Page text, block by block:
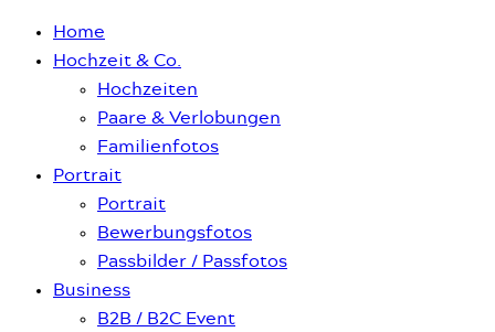
Home
Hochzeit & Co.
Hochzeiten
Paare & Verlobungen
Familienfotos
Portrait
Portrait
Bewerbungsfotos
Passbilder / Passfotos
Business
B2B / B2C Event